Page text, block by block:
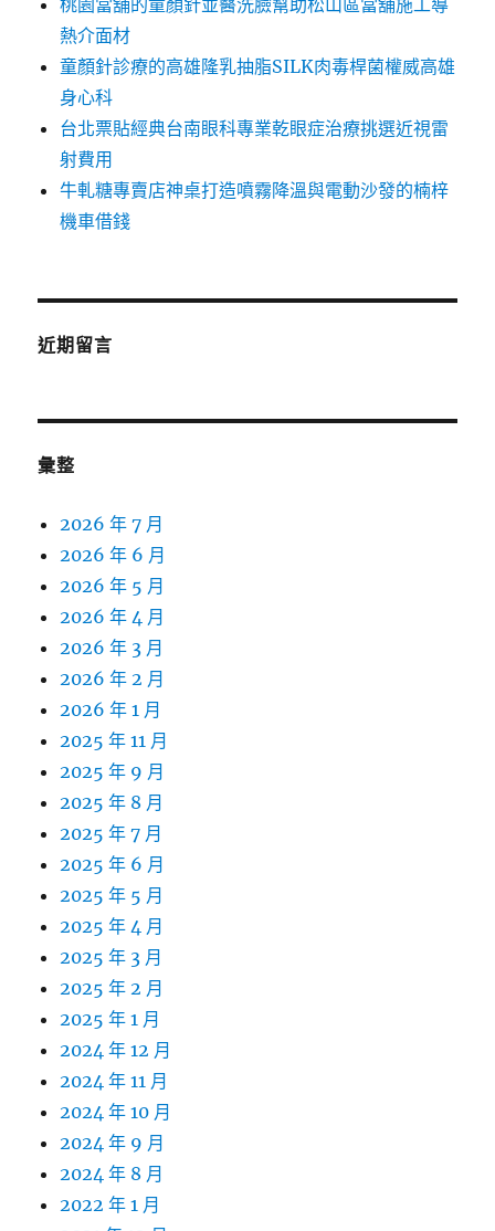
桃園當舖的童顏針並醫洗臉幫助松山區當舖施工導
熱介面材
童顏針診療的高雄隆乳抽脂SILK肉毒桿菌權威高雄
身心科
台北票貼經典台南眼科專業乾眼症治療挑選近視雷
射費用
牛軋糖專賣店神桌打造噴霧降溫與電動沙發的楠梓
機車借錢
近期留言
彙整
2026 年 7 月
2026 年 6 月
2026 年 5 月
2026 年 4 月
2026 年 3 月
2026 年 2 月
2026 年 1 月
2025 年 11 月
2025 年 9 月
2025 年 8 月
2025 年 7 月
2025 年 6 月
2025 年 5 月
2025 年 4 月
2025 年 3 月
2025 年 2 月
2025 年 1 月
2024 年 12 月
2024 年 11 月
2024 年 10 月
2024 年 9 月
2024 年 8 月
2022 年 1 月